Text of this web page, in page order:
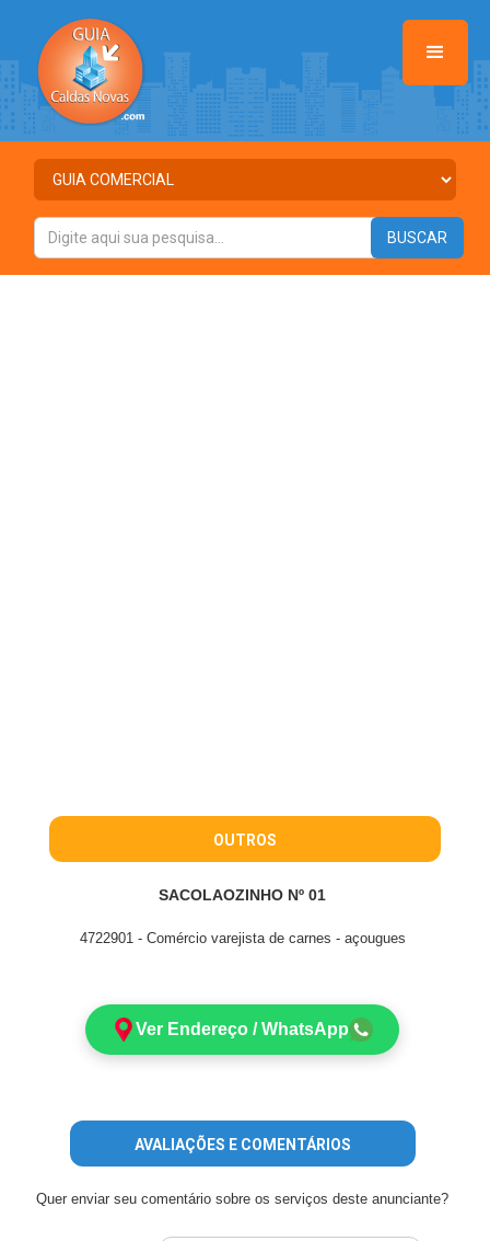
OUTROS
SACOLAOZINHO Nº 01
4722901 - Comércio varejista de carnes - açougues
Ver Endereço / WhatsApp
AVALIAÇÕES E COMENTÁRIOS
Quer enviar seu comentário sobre os serviços deste anunciante?